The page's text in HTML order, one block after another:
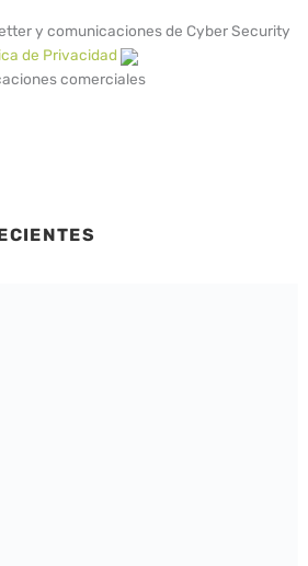
y comunicaciones de Cyber Security
de Privacidad
comerciales